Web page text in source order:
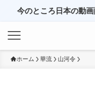
今のところ日本の動
ホーム 華流 山河令